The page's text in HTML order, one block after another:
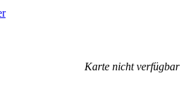
Karte nicht verfügbar